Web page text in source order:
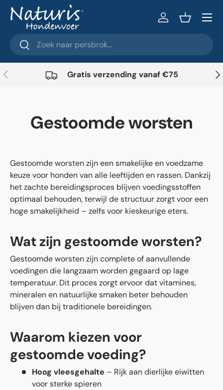
Ga naar inhoud
Zoeken
Zoeken
InloggenMandje
Menu
Vorige Gratis verzending vanaf €75
Gestoomde worsten
Gestoomde worsten zijn een smakelijke en voedzame
keuze voor honden van alle leeftijden en rassen. Dankzij
het zachte bereidingsproces blijven voedingsstoffen
optimaal behouden, terwijl de structuur zorgt voor een
hoge smakelijkheid – zelfs voor kieskeurige eters.
Wat zijn gestoomde worsten?
Gestoomde worsten zijn complete of aanvullende
voedingen die langzaam worden gegaard op lage
temperatuur. Dit proces zorgt ervoor dat vitamines,
mineralen en natuurlijke smaken beter behouden
blijven dan bij traditionele bereidingen.
Waarom kiezen voor
gestoomde voeding?
Hoog vleesgehalte – Rijk aan dierlijke eiwitten
voor sterke spieren